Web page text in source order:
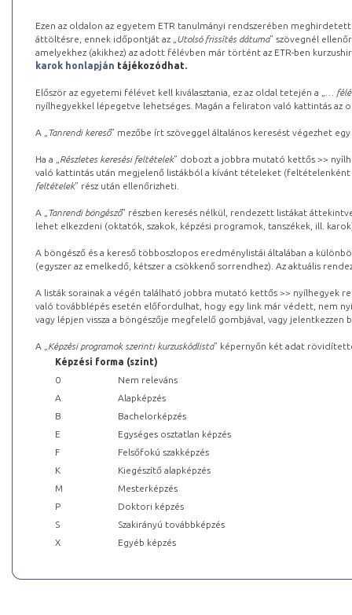
Ezen az oldalon az egyetem ETR tanulmányi rendszerében
áttöltésre, ennek időpontját az „ Utolsó frissítés dátuma” szövegnél
amelyekhez (akikhez) az adott félévben már történt az ETR-ben
karok honlapján tájékozódhat.
Először az egyetemi félévet kell kiválasztania, ez az oldal tetején a „
…
nyílhegyekkel lépegetve lehetséges. Magán a feliraton való kattintás az
A „ Tanrendi kereső” mezőbe írt szöveggel általános keresést végezhet
Ha a „ Részletes keresési feltételek” dobozt a jobbra mutató kettős >>
való kattintás után megjelenő listákból a kívánt tételeket (feltételenként
feltételek” rész után ellenőrizheti.
A „ Tanrendi böngésző” részben keresés nélkül, rendezett listákat
lehet elkezdeni (oktatók, szakok, képzési programok, tanszékek, ill.
A böngésző és a kereső többoszlopos eredménylistái általában a
(egyszer az emelkedő, kétszer a csökkenő sorrendhez). Az aktuális
A listák sorainak a végén található jobbra mutató kettős >> nyílhegyek
való továbblépés esetén előfordulhat, hogy egy link már védett, nem
vagy lépjen vissza a böngészője megfelelő gombjával, vagy
A „ Képzési programok szerinti kurzuskódlista” képernyőn két adat
Képzési forma (szint)
0
Nem releváns
A
Alapképzés
B
Bachelorképzés
E
Egységes osztatlan képzés
F
Felsőfokú szakképzés
K
Kiegészítő alapképzés
M
Mesterképzés
P
Doktori képzés
S
Szakirányú továbbképzés
X
Egyéb képzés